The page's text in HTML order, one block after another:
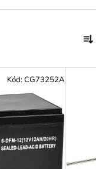
a
Kód:CG73252A